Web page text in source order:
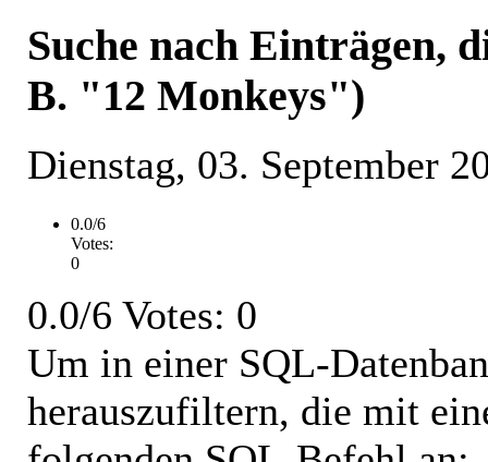
Suche nach Einträgen,
B. "12 Monkeys")
Dienstag, 03. September
0.0/6
Votes:
0
0.0/6 Votes: 0
Um in einer SQL-
herauszufiltern, die mit